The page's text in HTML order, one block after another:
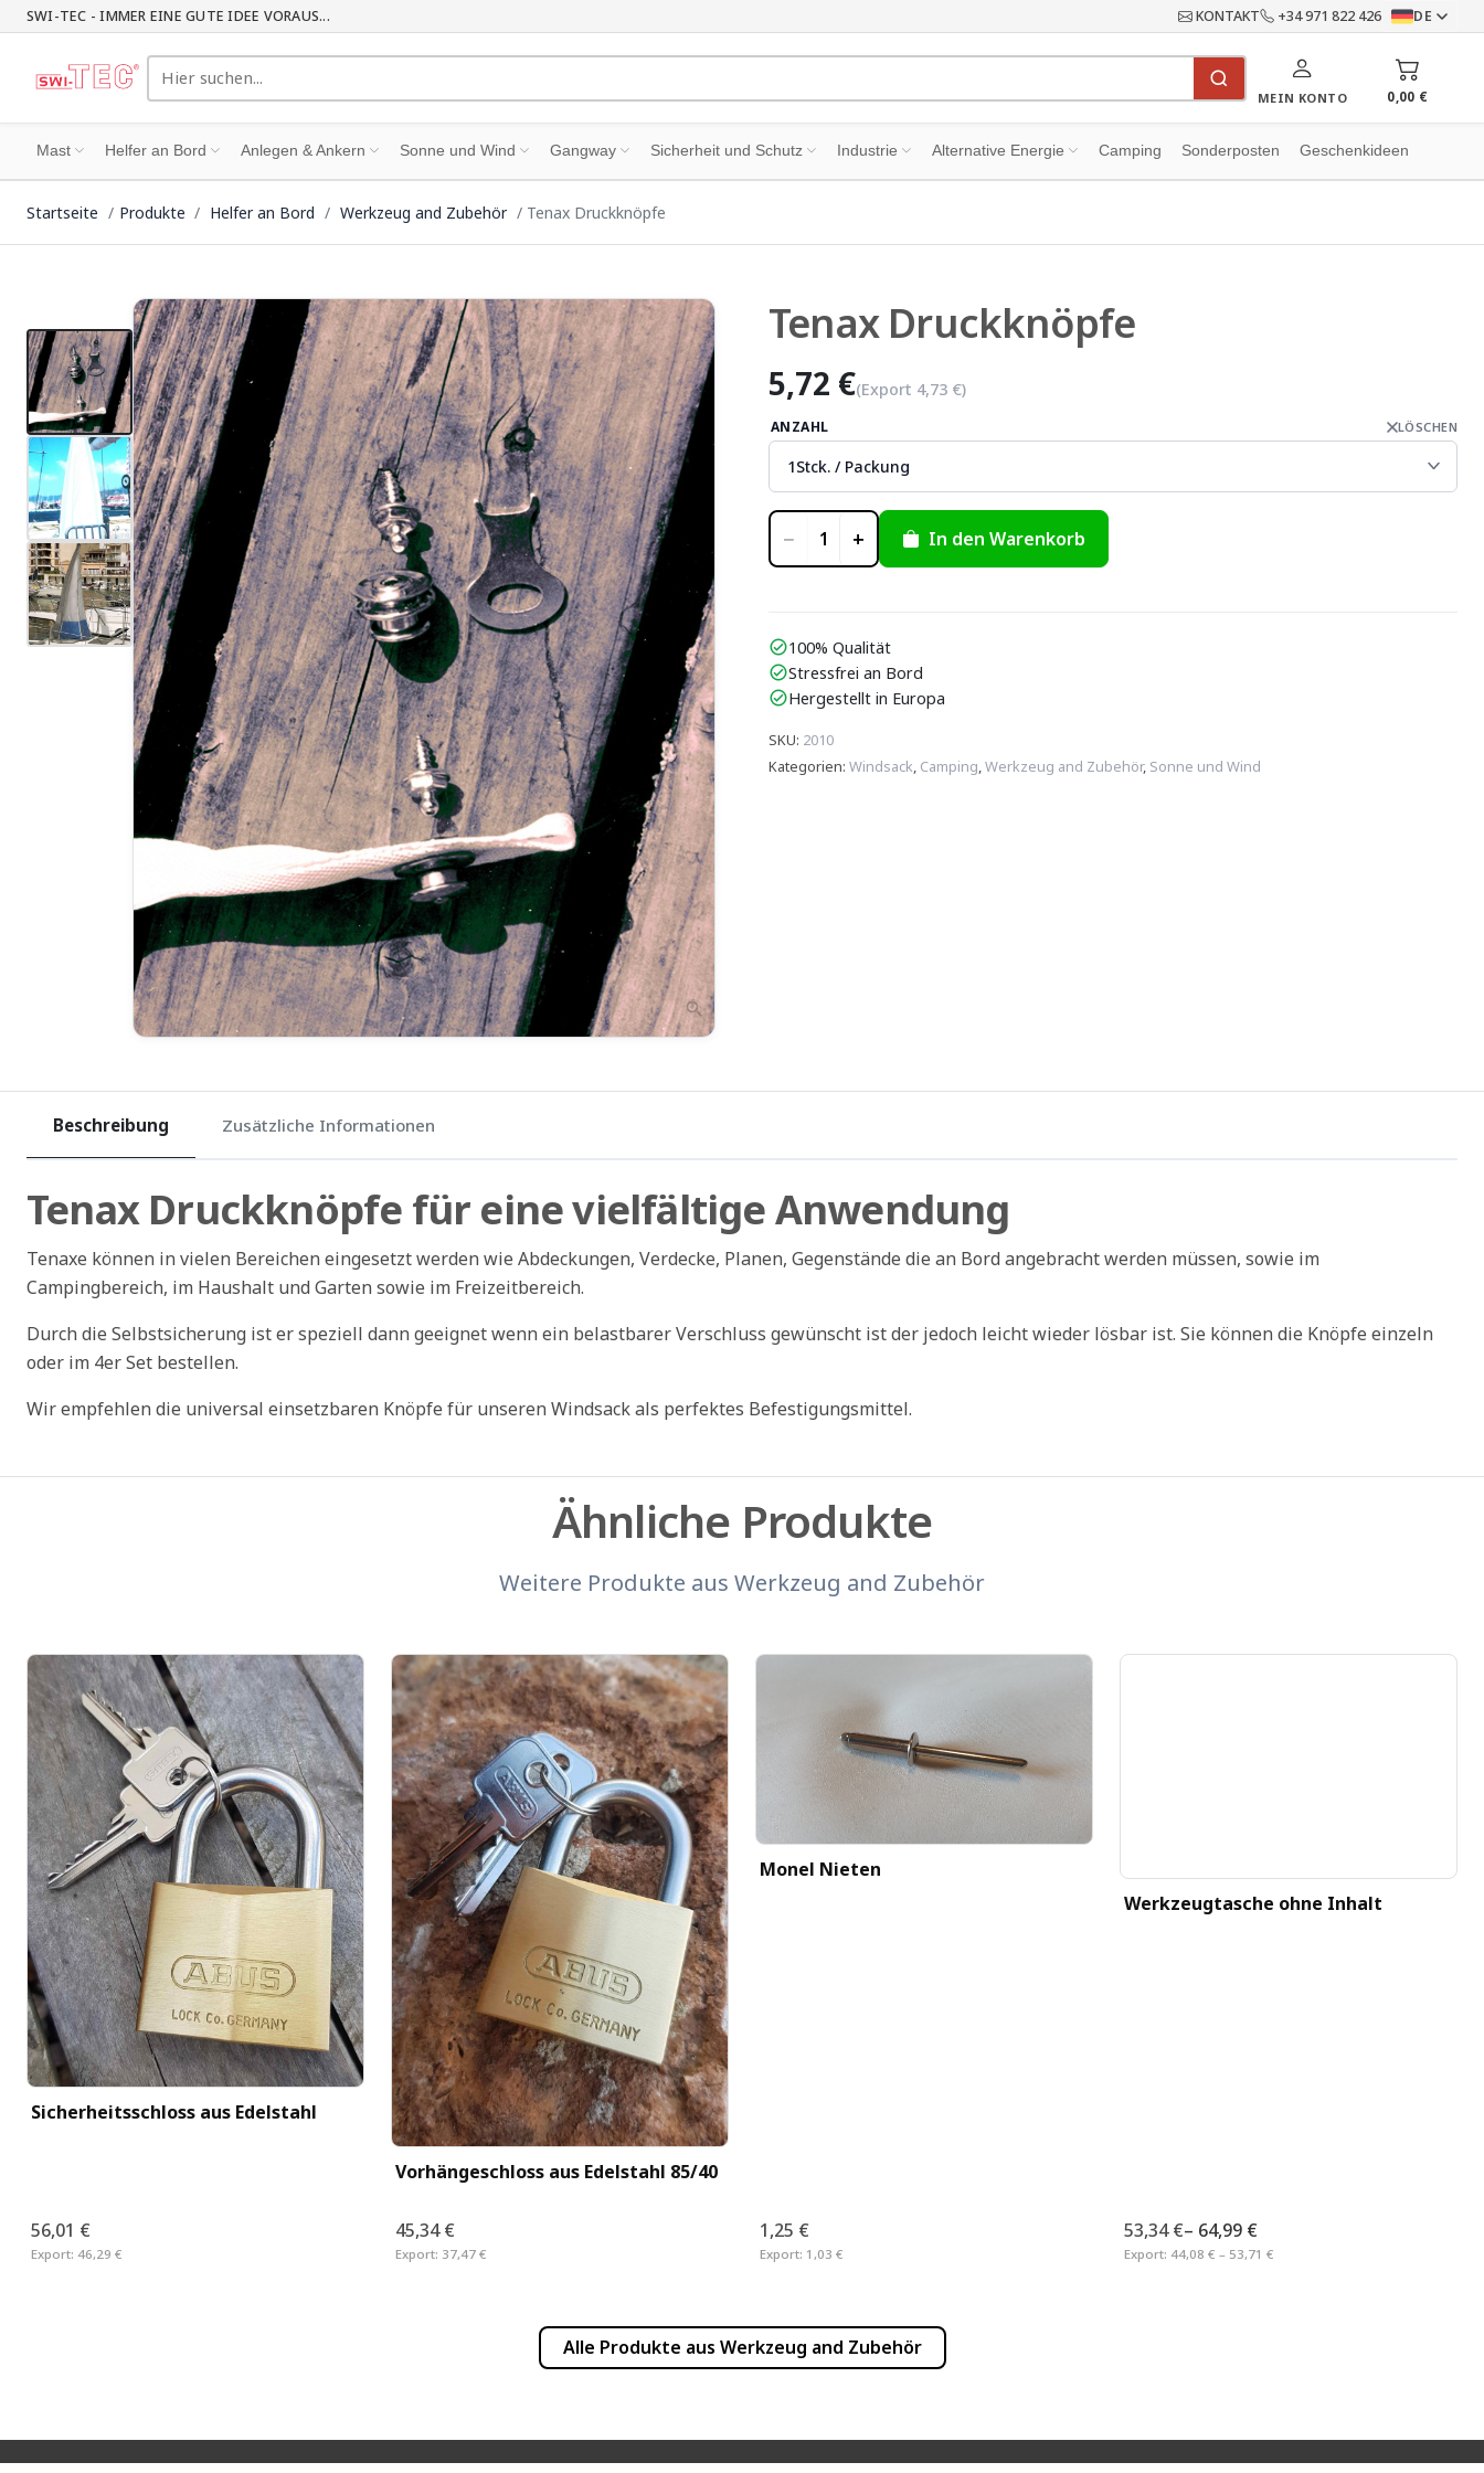
SWI-TEC - IMMER EINE GUTE IDEE VORAUS... KONTAKT +34 971 822 426 DE
MEIN KONTO 0,00 €
Mast Helfer an Bord Anlegen & Ankern Sonne und Wind Gangway Sicherheit und Schutz Industrie Alternative Energie Camping Sonderposten Geschenkideen
Startseite Produkte Helfer an Bord Werkzeug and Zubehör Tenax Druckknöpfe
zoom_in
Tenax Druckknöpfe
5,72 €(Export 4,73 €)
ANZAHL LÖSCHEN
− 1 + In den Warenkorb
check_circle100% Qualität
check_circleStressfrei an Bord
check_circleHergestellt in Europa
SKU: 2010
Kategorien: Windsack Camping Werkzeug and Zubehör, Sonne und Wind
Beschreibung Zusätzliche Informationen
Tenax Druckknöpfe für eine vielfältige Anwendung
Tenaxe können in vielen Bereichen eingesetzt werden wie Abdeckungen, Verdecke, Planen, Gegenstände die an Bord angebracht werden müssen, sowie im
Campingbereich, im Haushalt und Garten sowie im Freizeitbereich.
Durch die Selbstsicherung ist er speziell dann geeignet wenn ein belastbarer Verschluss gewünscht ist der jedoch leicht wieder lösbar ist. Sie können die Knöpfe einzeln
oder im 4er Set bestellen.
Wir empfehlen die universal einsetzbaren Knöpfe für unseren Windsack als perfektes Befestigungsmittel.
Ähnliche Produkte
Weitere Produkte aus Werkzeug and Zubehör
Sicherheitsschloss aus Edelstahl
56,01 €
Export: 46,29 €
Vorhängeschloss aus Edelstahl 85/40
45,34 €
Export: 37,47 €
Monel Nieten
1,25 €
Export: 1,03 €
Werkzeugtasche ohne Inhalt
53,34 €– 64,99 €
Export: 44,08 € – 53,71 €
Alle Produkte aus Werkzeug and Zubehör